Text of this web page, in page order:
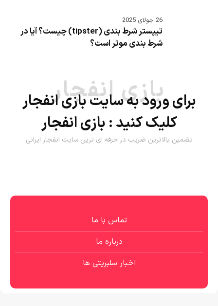
26 جولای 2025
تیپستر شرط بندی (tipster) چیست؟ آیا در
شرط بندی موثر است؟
بازی انفجار
برای ورود به سایت بازی انفجار
کلیک کنید : بازی انفجار
تضمین بالاترین ضریب در حرفه ای ترین سایت انفجار ایرانی
تماس با ما
درباره ما
اخبار سلبریتی ها